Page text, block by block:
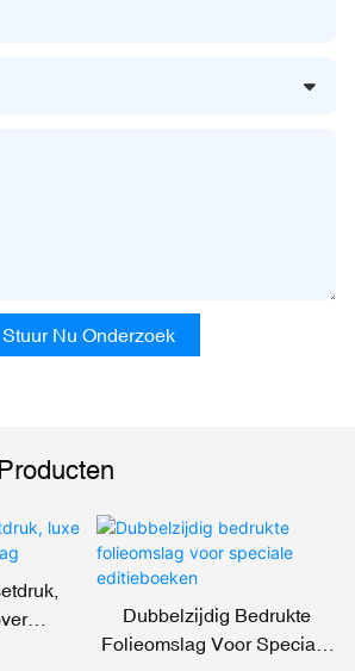
Stuur Nu Onderzoek
Dubbelzijdig Bedrukte
Folieomslag Voor Speciale